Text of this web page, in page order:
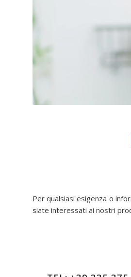
Per qualsiasi esigenza o
siate interessati ai nostri